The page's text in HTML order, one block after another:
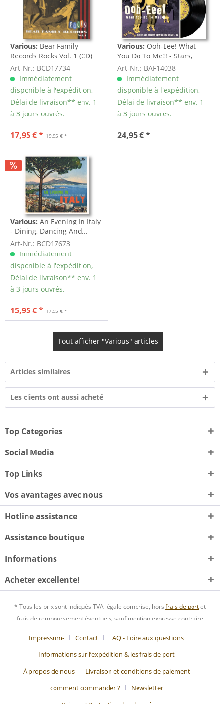
Various: Bear Family
Records Rocks Vol. 1 (CD)
Art-Nr.: BCD17734
Immédiatement
disponible à l'expédition,
Délai de livraison** env. 1
à 3 jours ouvrés.
19,95 € *
17,95 € *
Various: Ooh-Eee! What
You Do To Me?! - Stars,
Inc....
Art-Nr.: BAF14038
Immédiatement
disponible à l'expédition,
Délai de livraison** env. 1
à 3 jours ouvrés.
24,95 € *
Various:An Evening In Italy
- Dining, Dancing And...
Art-Nr.: BCD17673
Immédiatement
disponible à l'expédition,
Délai de livraison** env. 1
à 3 jours ouvrés.
17,95 € *
15,95 € *
Tout afficher "Various" articles
Articles similaires
Les clients ont aussi acheté
Top Categories
Social Media
Top Links
Vos avantages avec nous
Hotline assistance
Assistance boutique
Informations
Acheter excellente!
* Tous les prix sont indiqués TVA légale comprise, hors frais de portet
frais de remboursement éventuels, sauf mention expresse contraire
Impressum- Contact
FAQ - Foire aux questions
Informations sur l’expédition & les frais de port
À propos de nous
Livraison et conditions de paiement
comment commander ?
Newsletter